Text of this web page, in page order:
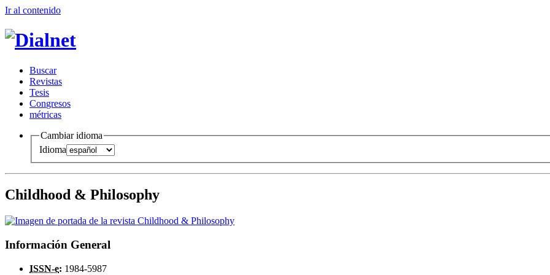
Ir al contenido
Buscar
Revistas
Tesis
Congresos
métricas
Cambiar idioma
Idioma
Childhood & Philosophy
Información General
ISSN-e: 1984-5987